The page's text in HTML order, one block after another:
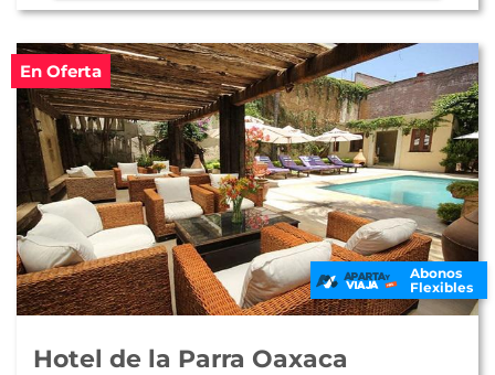
En Oferta
Abonos
Flexibles
Hotel de la Parra Oaxaca